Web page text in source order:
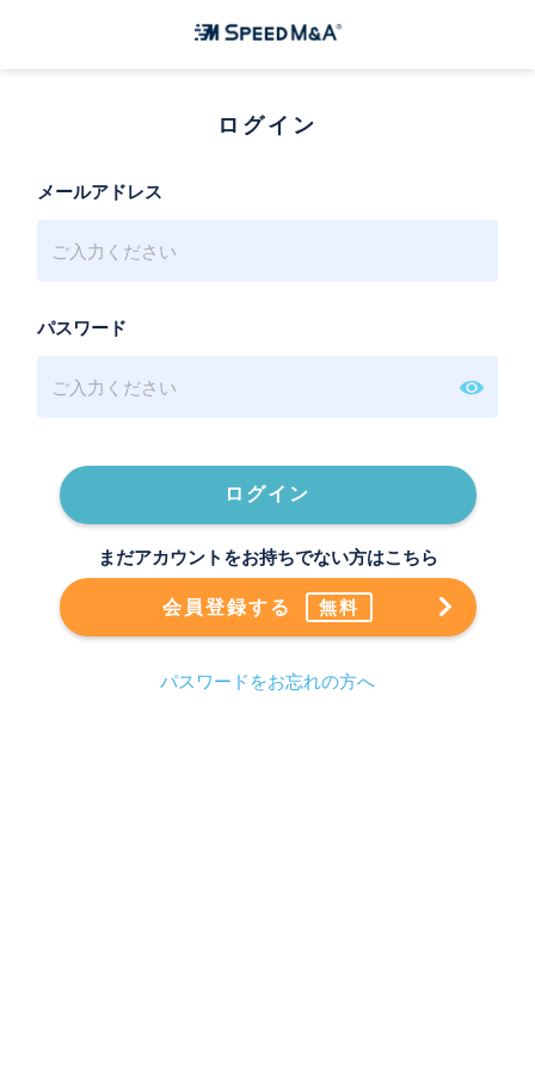
ログイン
メールアドレス
パスワード
ログイン
まだアカウントをお持ちでない方はこちら
会員登録する 無料
パスワードをお忘れの方へ